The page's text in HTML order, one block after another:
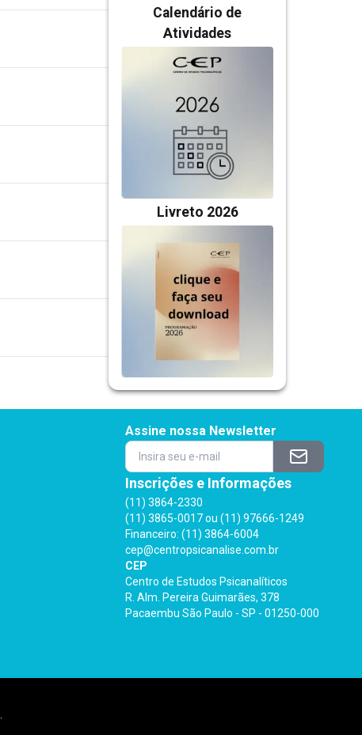
Calendário de
Atividades
Livreto 2026
Assine nossa Newsletter
Inscrições e Informações
(11) 3864-2330
(11) 3865-0017 ou (11) 97666-1249
Financeiro: (11) 3864-6004
cep@centropsicanalise.com.br
CEP
Centro de Estudos Psicanalíticos
R. Alm. Pereira Guimarães, 378
Pacaembu São Paulo - SP - 01250-000